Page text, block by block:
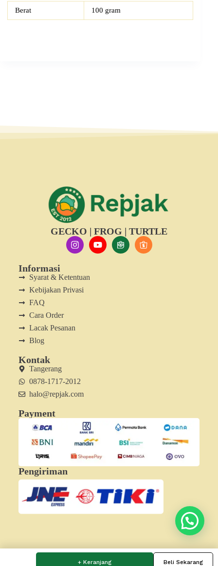
+ Keranjang Beli Sekarang
Berat 100 gram
GECKO | FROG | TURTLE
Informasi
Syarat & Ketentuan
Kebijakan Privasi
FAQ
Cara Order
Lacak Pesanan
Blog
Kontak
Tangerang
0878-1717-2012
halo@repjak.com
Payment
Pengiriman
Copyright 2026 - PT Reptil Anak Bangsa | REPJAK